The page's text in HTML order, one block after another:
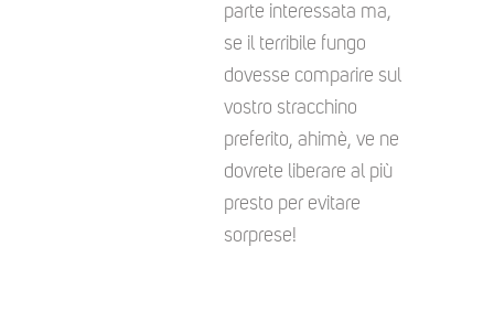
parte interessata ma,
se il terribile fungo
dovesse comparire sul
vostro stracchino
preferito, ahimè, ve ne
dovrete liberare al più
presto per evitare
sorprese!